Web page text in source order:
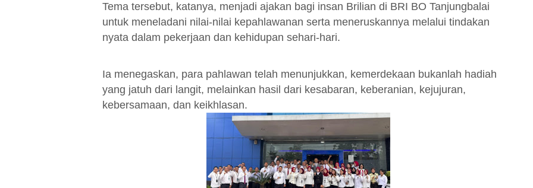
Tema tersebut, katanya, menjadi ajakan bagi insan Brilian di BRI BO Tanjungbalai
untuk meneladani nilai-nilai kepahlawanan serta meneruskannya melalui tindakan
nyata dalam pekerjaan dan kehidupan sehari-hari.
Ia menegaskan, para pahlawan telah menunjukkan, kemerdekaan bukanlah hadiah
yang jatuh dari langit, melainkan hasil dari kesabaran, keberanian, kejujuran,
kebersamaan, dan keikhlasan.